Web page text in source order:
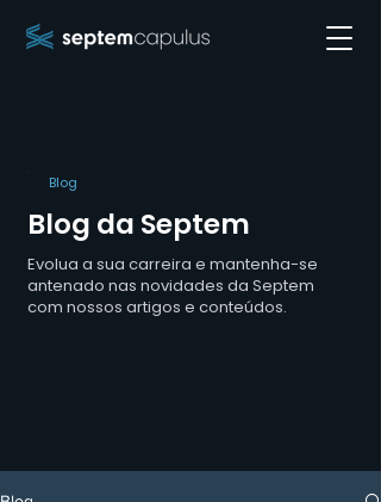
Blog
Blog da Septem
Evolua a sua carreira e mantenha-se
antenado nas novidades da Septem
com nossos artigos e conteúdos.